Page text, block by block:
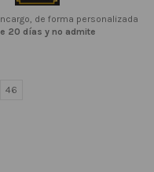
de forma personalizada
20 días y no admite
46